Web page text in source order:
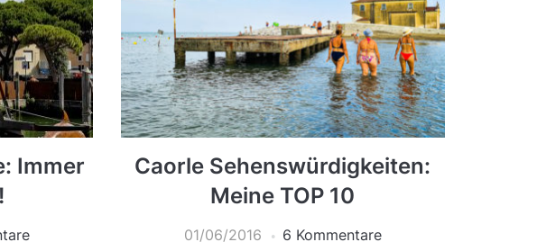
Immer
Caorle Sehenswürdigkeiten:
Meine TOP 10
01/06/2016 6 Kommentare